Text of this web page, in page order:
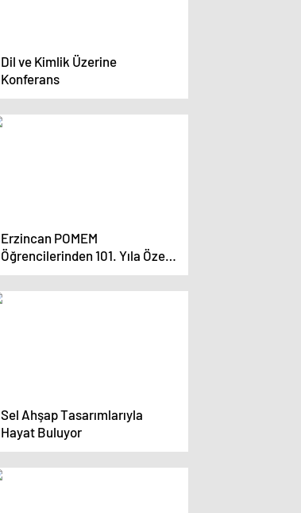
Dil ve Kimlik Üzerine
Konferans
Erzincan POMEM
Öğrencilerinden 101. Yıla Özel
Koreografi Gösterisi
Sel Ahşap Tasarımlarıyla
Hayat Buluyor